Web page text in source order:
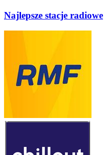
Najlepsze stacje radiowe